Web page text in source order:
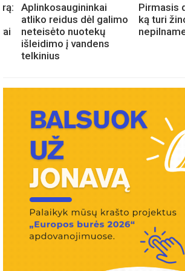
Aplinkosaugininkai
atliko reidus dėl galimo
neteisėto nuotekų
išleidimo į vandens
telkinius
Pirmasis
ką turi